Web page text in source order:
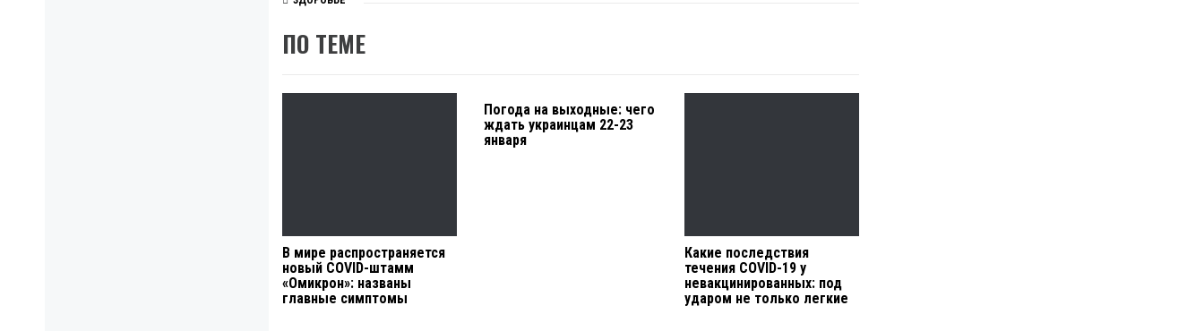
ПО ТЕМЕ
В мире распространяется
новый COVID-штамм
«Омикрон»: названы
главные симптомы
Погода на выходные: чего
ждать украинцам 22-23
января
Какие последствия
течения COVID-19 у
невакцинированных: под
ударом не только легкие